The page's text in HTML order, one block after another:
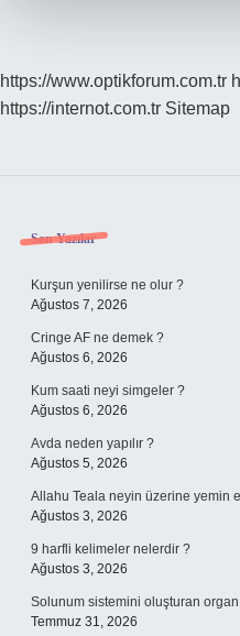
https://www.optikforum.com.tr
https://internot.com.tr Sitemap
Sidebar
Son Yazılar
Kurşun yenilirse ne olur ?
Ağustos 7, 2026
Cringe AF ne demek ?
Ağustos 6, 2026
Kum saati neyi simgeler ?
Ağustos 6, 2026
Avda neden yapılır ?
Ağustos 5, 2026
Allahu Teala neyin üzerine yemin
Ağustos 3, 2026
9 harfli kelimeler nelerdir ?
Ağustos 3, 2026
Solunum sistemini oluşturan
Temmuz 31, 2026